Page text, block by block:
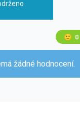
🙂 0
žádné hodnocení.